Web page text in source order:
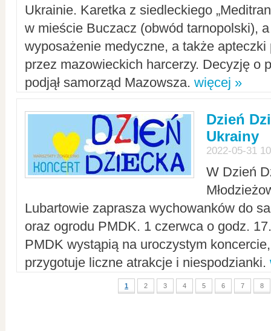
Ukrainie. Karetka z siedleckiego
w mieście Buczacz (obwód tarnopolski),
wyposażenie medyczne, a także apteczki
przez mazowieckich harcerzy. Decyzję o
podjął samorząd Mazowsza. więcej »
Dzień
Ukrainy
2022-05-31
W Dzień
Lubartowie zaprasza wychowanków do
oraz ogrodu PMDK. 1 czerwca o godz.
PMDK wystąpią na uroczystym
przygotuje liczne atrakcje i niespodzianki.
1 2 3 4 5 6 7 8